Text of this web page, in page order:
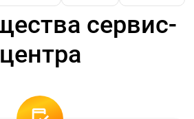
сервис-
центра